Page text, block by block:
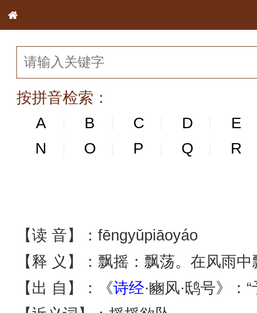
按拼音检索：
A
B C D E
N
N O P Q R
【读 音】：fēngyǔpiāoyáo
【释 义】：飘摇：飘荡。在风雨
【出 自】：《诗经·豳风·鸱号》：